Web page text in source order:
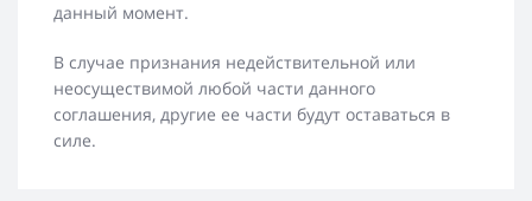
данный момент.
В случае признания недействительной или
неосуществимой любой части данного
соглашения, другие ее части будут оставаться в
силе.